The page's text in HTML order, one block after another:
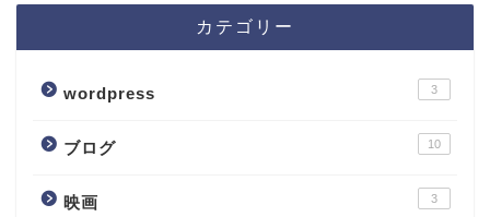
カテゴリー
wordpress 3
ブログ 10
映画 3